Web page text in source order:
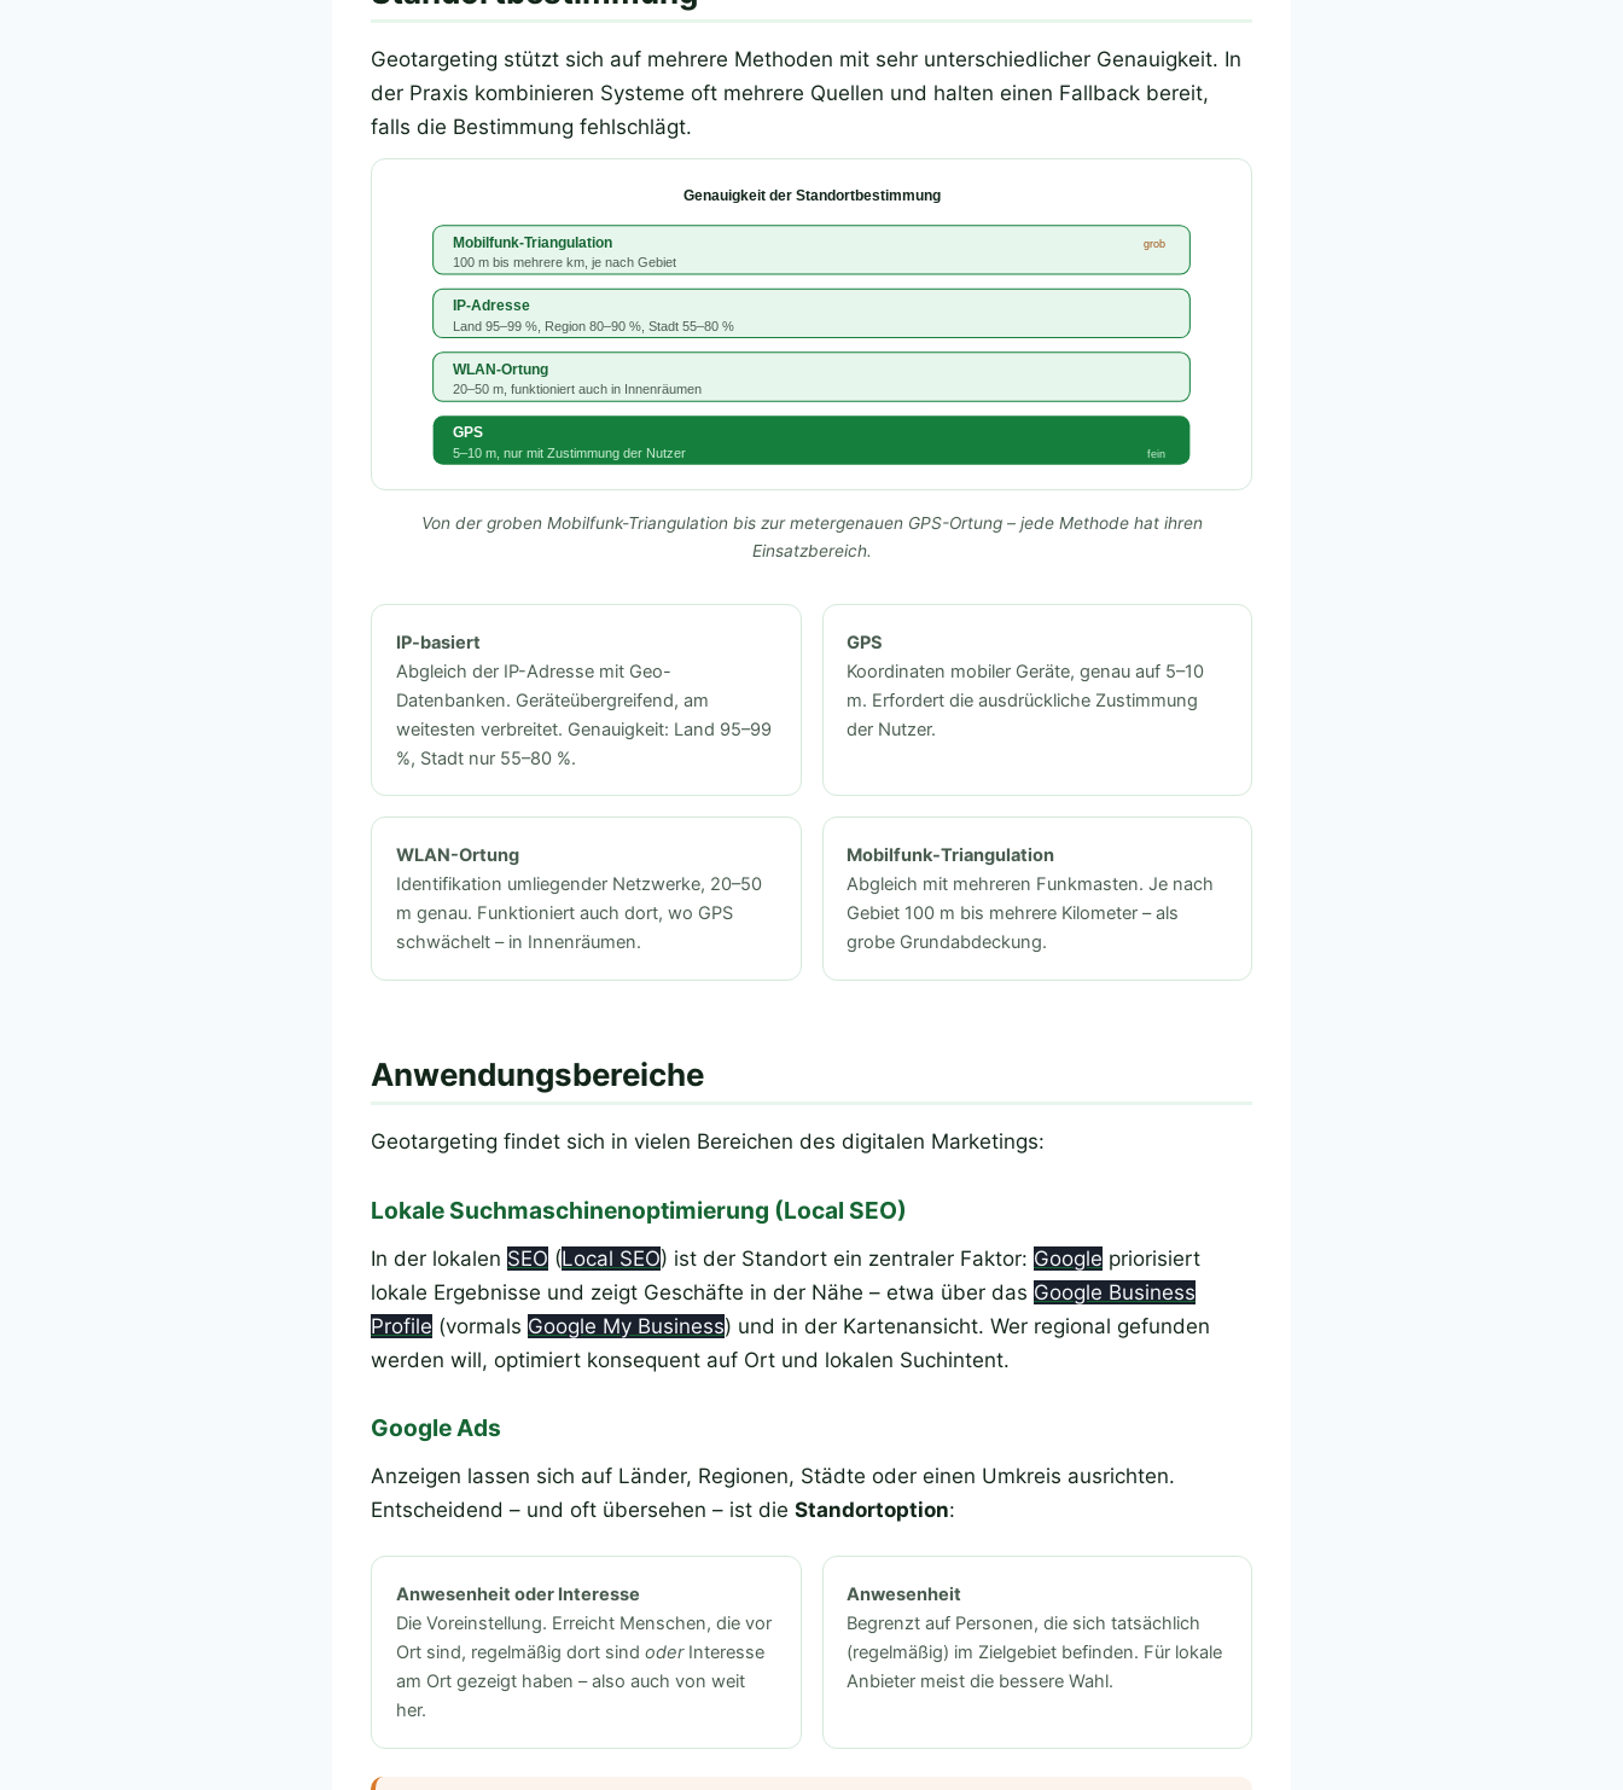
Geotargeting stützt sich auf mehrere Methoden mit sehr unterschiedlicher Genauigkeit. In
der Praxis kombinieren Systeme oft mehrere Quellen und halten einen Fallback bereit,
falls die Bestimmung fehlschlägt.
Genauigkeit der Standortbestimmung
Mobilfunk-Triangulation
100 m bis mehrere km, je nach Gebiet
IP-Adresse
Land 95–99 %, Region 80–90 %, Stadt 55–80 %
WLAN-Ortung
20–50 m, funktioniert auch in Innenräumen
GPS
5–10 m, nur mit Zustimmung der Nutzer
grob
fein
Von der groben Mobilfunk-Triangulation bis zur metergenauen GPS-Ortung – jede Methode hat ihren
Einsatzbereich.
IP-basiert
Abgleich der IP-Adresse mit Geo-
Datenbanken. Geräteübergreifend, am
weitesten verbreitet. Genauigkeit: Land 95–99
%, Stadt nur 55–80 %.
GPS
Koordinaten mobiler Geräte, genau auf 5–10
m. Erfordert die ausdrückliche Zustimmung
der Nutzer.
WLAN-Ortung
Identifikation umliegender Netzwerke, 20–50
m genau. Funktioniert auch dort, wo GPS
schwächelt – in Innenräumen.
Mobilfunk-Triangulation
Abgleich mit mehreren Funkmasten. Je nach
Gebiet 100 m bis mehrere Kilometer – als
grobe Grundabdeckung.
Anwendungsbereiche
Geotargeting findet sich in vielen Bereichen des digitalen Marketings:
Lokale Suchmaschinenoptimierung (Local SEO)
In der lokalen SEO (Local SEO) ist der Standort ein zentraler Faktor: Google priorisiert
lokale Ergebnisse und zeigt Geschäfte in der Nähe – etwa über das Google Business
Profile (vormals Google My Business) und in der Kartenansicht. Wer regional gefunden
werden will, optimiert konsequent auf Ort und lokalen Suchintent.
Google Ads
Anzeigen lassen sich auf Länder, Regionen, Städte oder einen Umkreis ausrichten.
Entscheidend – und oft übersehen – ist die Standortoption:
Anwesenheit oder Interesse
Die Voreinstellung. Erreicht Menschen, die vor
Ort sind, regelmäßig dort sind oderInteresse
am Ort gezeigt haben – also auch von weit
her.
Anwesenheit
Begrenzt auf Personen, die sich tatsächlich
(regelmäßig) im Zielgebiet befinden. Für lokale
Anbieter meist die bessere Wahl.